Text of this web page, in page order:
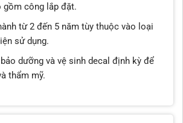
gồm công lắp đặt.
từ 2 đến 5 năm tùy thuộc vào loại
sử dụng.
dưỡng và vệ sinh decal định kỳ để
thẩm mỹ.